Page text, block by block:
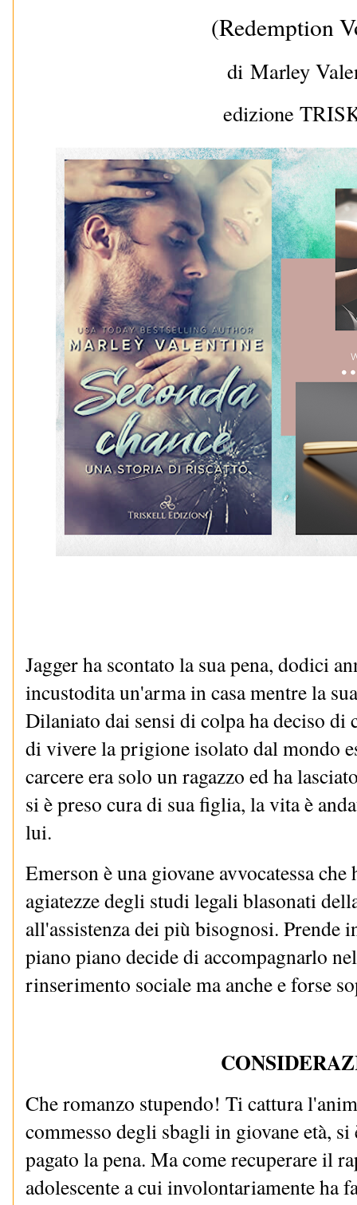
(Redemption
di Marley
edizione
Jagger ha scontato la sua pena, dodici
incustodita un'arma in casa mentre la
Dilaniato dai sensi di colpa ha deciso
di vivere la prigione isolato dal mondo
carcere era solo un ragazzo ed ha
si è preso cura di sua figlia, la vita è
lui.
Emerson è una giovane avvocatessa
agiatezze degli studi legali blasonati
all'assistenza dei più bisognosi. Prende
piano piano decide di accompagnarlo
rinserimento sociale ma anche e forse
Che romanzo stupendo! Ti cattura
commesso degli sbagli in giovane età,
pagato la pena. Ma come recuperare il
adolescente a cui involontariamente ha